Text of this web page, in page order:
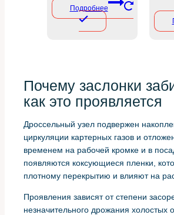
Подробнее
Почему заслонки
как это проявляется
Дроссельный узел подвержен
циркуляции картерных газов и
временем на рабочей кромке и в
появляются коксующиеся пленки,
плотному перекрытию и влияют на
Проявления зависят от степени
незначительного дрожания холостых